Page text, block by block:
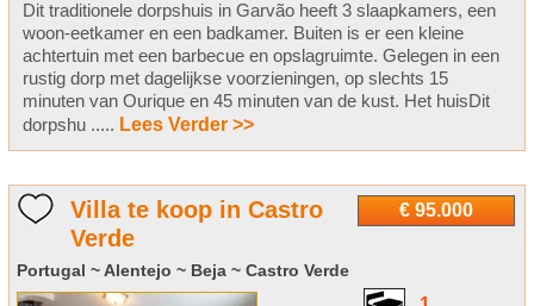
Dit traditionele dorpshuis in Garvão heeft 3 slaapkamers, een
woon-eetkamer en een badkamer. Buiten is er een kleine
achtertuin met een barbecue en opslagruimte. Gelegen in een
rustig dorp met dagelijkse voorzieningen, op slechts 15
minuten van Ourique en 45 minuten van de kust. Het huisDit
dorpshu ..... Lees Verder >>
€ 95.000
Villa te koop in Castro
Verde
Portugal ~ Alentejo ~ Beja ~ Castro Verde